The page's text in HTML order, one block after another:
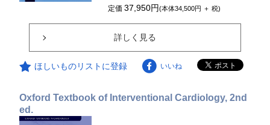
定価37,950円(本体34,500円 ＋ 税)
詳しく見る
ほしいものリストに登録 いいね
Oxford Textbook of Interventional Cardiology, 2nd
ed.